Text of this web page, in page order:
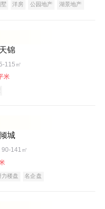
墅 洋房 公园地产
湖景地产
锦
115㎡
米
城
90-141㎡
力楼盘 名企盘